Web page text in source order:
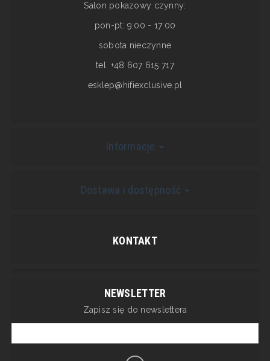
Salon pokazowy czynny:
pon-pt: 9:00 - 17:00
sobota nieczynne
tel. +48 607 615 717
esklep@hifiexclusive.pl
Informacje
Dostawa i dostępność
KONTAKT
NEWSLETTER
Zapisz się do newslettera